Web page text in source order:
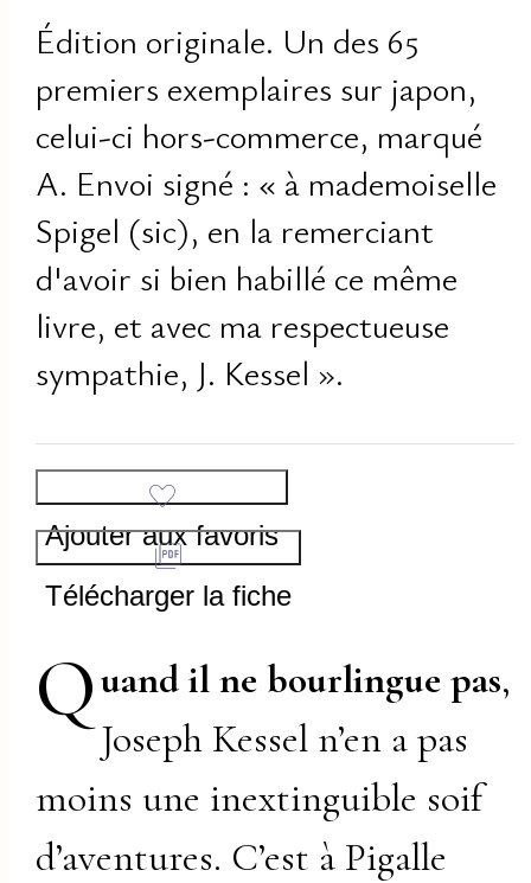
Édition originale. Un des 65
premiers exemplaires sur japon,
celui-ci hors-commerce, marqué
A. Envoi signé : « à mademoiselle
Spigel (sic), en la remerciant
d'avoir si bien habillé ce même
livre, et avec ma respectueuse
sympathie, J. Kessel ».
Ajouter aux favoris
Télécharger la fiche
Quand il ne bourlingue pas,
Joseph Kessel n’en a pas
moins une inextinguible soif
d’aventures. C’est à Pigalle